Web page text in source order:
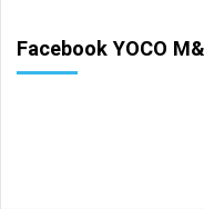
Facebook YOCO